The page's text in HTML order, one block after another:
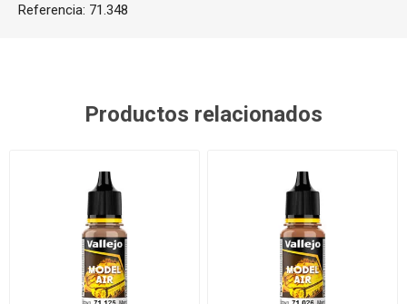
Referencia: 71.348
Productos relacionados